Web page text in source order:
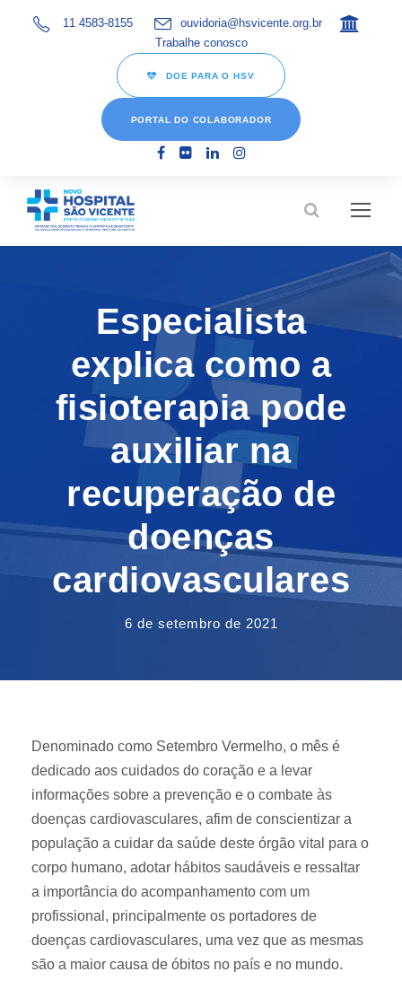
11 4583-8155
ouvidoria@hsvicente.org.br
Trabalhe conosco
DOE PARA O HSV
PORTAL DO COLABORADOR
Especialista
explica como a
fisioterapia pode
auxiliar na
recuperação de
doenças
cardiovasculares
6 de setembro de 2021
Denominado como Setembro Vermelho, o mês é
dedicado aos cuidados do coração e a levar
informações sobre a prevenção e o combate às
doenças cardiovasculares, afim de conscientizar a
população a cuidar da saúde deste órgão vital para o
corpo humano, adotar hábitos saudáveis e ressaltar
a importância do acompanhamento com um
profissional, principalmente os portadores de
doenças cardiovasculares, uma vez que as mesmas
são a maior causa de óbitos no país e no mundo.